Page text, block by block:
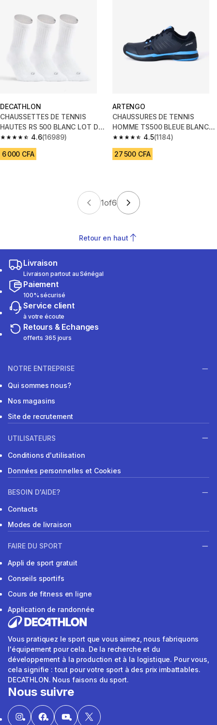
DECATHLON
CHAUSSETTES DE TENNIS
HAUTES RS 500 BLANC LOT DE
3
4.6
4.6 out of 5 stars from 16989 reviews
(16989)
6 000 CFA
ARTENGO
CHAUSSURES DE TENNIS
HOMME TS500 BLEUE BLANC
GLACIER MULTI COURT
4.5
4.5 out of 5 stars from 1184
(1184)
27 500 CFA
1of6
Retour en haut
Livraison
Livraison partout au Sénégal
Paiement
100% sécurisé
Service client
à votre écoute
Retours & Echanges
offerts 365 jours
NOTRE ENTREPRISE
Qui sommes nous?
Nos magasins
Site de recrutement
UTILISATEURS
Conditions d'utilisation
Données personnelles et Cookies
BESOIN D'AIDE?
Contacts
Modes de livraison
FAIRE DU SPORT
Appli de sport gratuit
Conseils sportifs
Cours de fitness en ligne
Application de randonnée
Vous pratiquez le sport que vous aimez, nous fabriquons
l'équipement pour cela. De la recherche et du
développement à la production et à la logistique. Pour vous,
cela signifie : tout pour votre sport à des prix imbattables.
DECATHLON. Nous faisons du sport.
Nous suivre